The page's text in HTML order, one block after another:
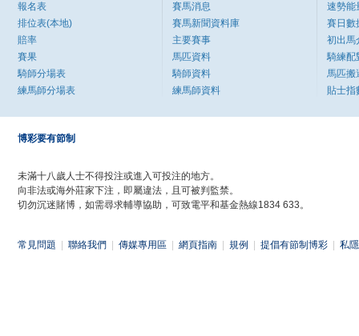
報名表
排位表(本地)
賠率
賽果
騎師分場表
練馬師分場表
賽馬消息
賽馬新聞資料庫
主要賽事
馬匹資料
騎師資料
練馬師資料
速勢能
賽日數
初出馬
騎練配
馬匹搬
貼士指
博彩要有節制
未滿十八歲人士不得投注或進入可投注的地方。
向非法或海外莊家下注，即屬違法，且可被判監禁。
切勿沉迷賭博，如需尋求輔導協助，可致電平和基金熱線1834 633。
常見問題 聯絡我們 傳媒專用區 網頁指南 規例 提倡有節制博彩 私